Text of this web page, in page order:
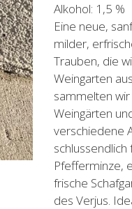
Alkohol: 1,5 %
Eine neue,
milder,
Trauben, die
Weingarten
sammelten
Weingärten
verschiedene
Pfefferminze,
frische
des Verjus.